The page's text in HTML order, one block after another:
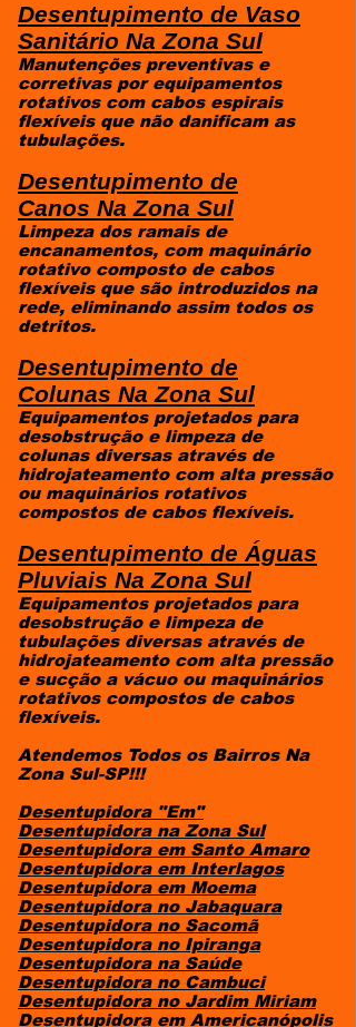
Desentupimento de Vaso
Sanitário Na Zona Sul
Manutenções preventivas e
corretivas por equipamentos
rotativos com cabos espirais
flexíveis que não danificam as
tubulações.
Desentupimento de
Canos Na Zona Sul
Limpeza dos ramais de
encanamentos, com maquinário
rotativo composto de cabos
flexíveis que são introduzidos na
rede, eliminando assim todos os
detritos.
Desentupimento de
Colunas Na Zona Sul
Equipamentos projetados para
desobstrução e limpeza de
colunas diversas através de
hidrojateamento com alta pressão
ou maquinários rotativos
compostos de cabos flexíveis.
Desentupimento de Águas
Pluviais Na Zona Sul
Equipamentos projetados para
desobstrução e limpeza de
tubulações diversas através de
hidrojateamento com alta pressão
e sucção a vácuo ou maquinários
rotativos compostos de cabos
flexíveis.
Atendemos Todos os Bairros Na
Zona Sul-SP!!!
Desentupidora "Em"
Desentupidora na Zona Sul
Desentupidora em Santo Amaro
Desentupidora em Interlagos
Desentupidora em Moema
Desentupidora no Jabaquara
Desentupidora no Sacomã
Desentupidora no Ipiranga
Desentupidora na Saúde
Desentupidora no Cambuci
Desentupidora no Jardim Miriam
Desentupidora em Americanópolis